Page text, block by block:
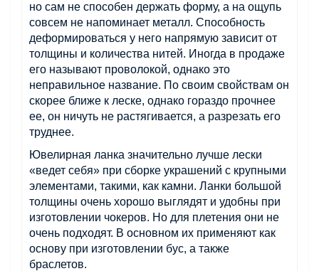
но сам не способен держать форму, а на ощупь
совсем не напоминает металл. Способность
деформироваться у него напрямую зависит от
толщины и количества нитей. Иногда в продаже
его называют проволокой, однако это
неправильное название. По своим свойствам он
скорее ближе к леске, однако гораздо прочнее
ее, он ничуть не растягивается, а разрезать его
труднее.
Ювелирная ланка значительно лучше лески
«ведет себя» при сборке украшений с крупными
элементами, такими, как камни. Ланки большой
толщины очень хорошо выглядят и удобны при
изготовлении чокеров. Но для плетения они не
очень подходят. В основном их применяют как
основу при изготовлении бус, а также
браслетов.